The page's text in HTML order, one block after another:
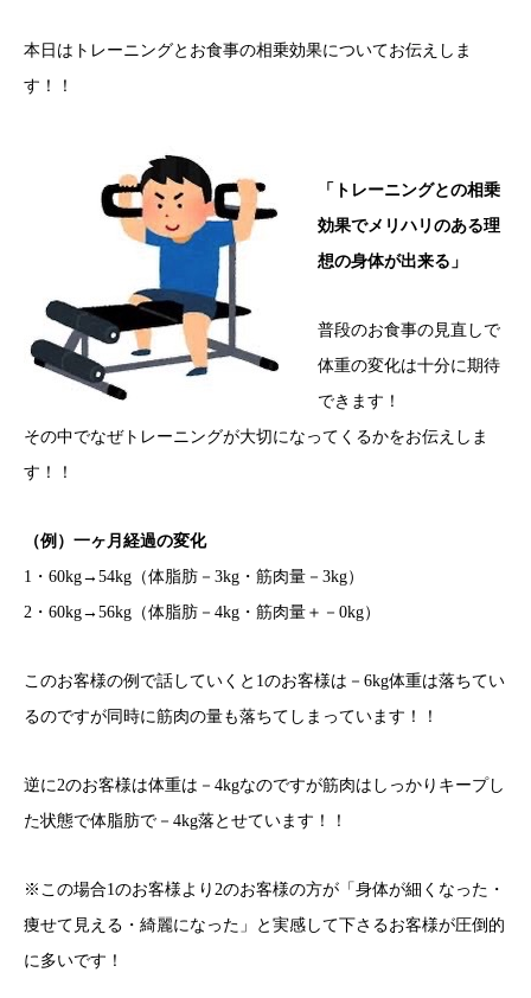
本日はトレーニングとお食事の相乗効果についてお伝えしま
す！！
「トレーニングとの相乗
効果でメリハリのある理
想の身体が出来る」
普段のお食事の見直しで
体重の変化は十分に期待
できます！
その中でなぜトレーニングが大切になってくるかをお伝えしま
す！！
（例）一ヶ月経過の変化
1・60kg→54kg（体脂肪－3kg・筋肉量－3kg）
2・60kg→56kg（体脂肪－4kg・筋肉量＋－0kg）
このお客様の例で話していくと1のお客様は－6kg体重は落ちてい
るのですが同時に筋肉の量も落ちてしまっています！！
逆に2のお客様は体重は－4kgなのですが筋肉はしっかりキープし
た状態で体脂肪で－4kg落とせています！！
※この場合1のお客様より2のお客様の方が「身体が細くなった・
痩せて見える・綺麗になった」と実感して下さるお客様が圧倒的
に多いです！